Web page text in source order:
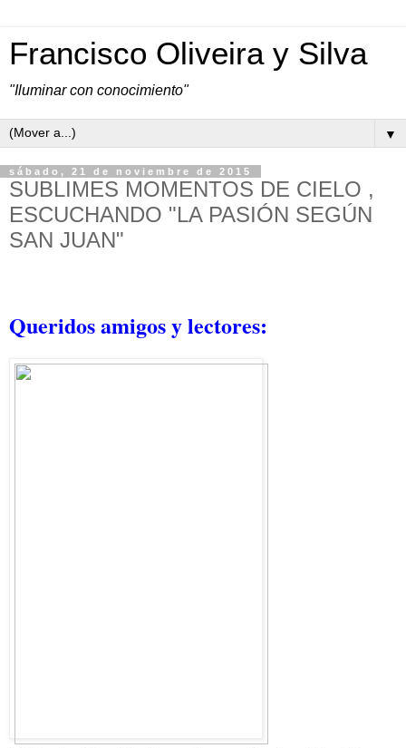
Francisco Oliveira y Silva
"Iluminar con conocimiento"
▼
sábado, 21 de noviembre de 2015
SUBLIMES MOMENTOS DE CIELO ,
ESCUCHANDO "LA PASIÓN SEGÚN
SAN JUAN"
Queridos amigos y lectores: